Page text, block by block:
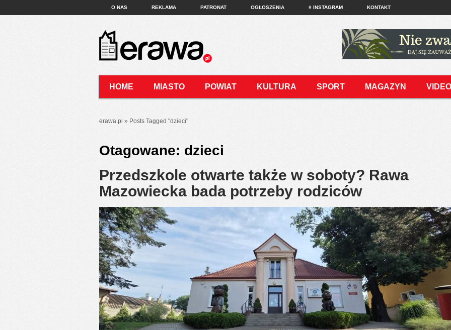
O NAS REKLAMA PATRONAT OGŁOSZENIA # INSTAGRAM KONTAKT
HOME MIASTO POWIAT KULTURA SPORT MAGAZYN VIDEO
erawa.pl » Posts Tagged "dzieci"
Otagowane: dzieci
Przedszkole otwarte także w soboty? Rawa
Mazowiecka bada potrzeby rodziców